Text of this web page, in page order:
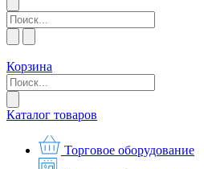
Корзина
Каталог товаров
Торговое оборудование